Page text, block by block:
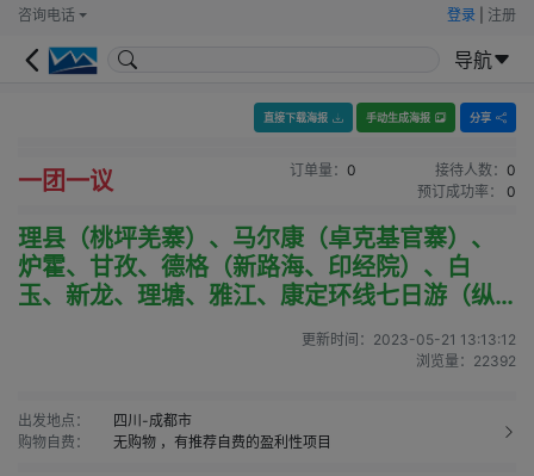
咨询电话 登录 注册
导航
直接下载海报 手动生成海报 分享
一团一议 订单量： 0 接待人数： 0
预订成功率：
0
理县（桃坪羌寨）、马尔康（卓克基官寨）、
炉霍、甘孜、德格（新路海、印经院）、白
玉、新龙、理塘、雅江、康定环线七日游（纵
横阿坝、甘孜两州，领略嘉绒、康巴藏族风
更新时间： 2023-05-21 13:13:12
浏览量： 22392
出发地点：
四川-成都市
购物自费：
无购物 ，有推荐自费的盈利性项目